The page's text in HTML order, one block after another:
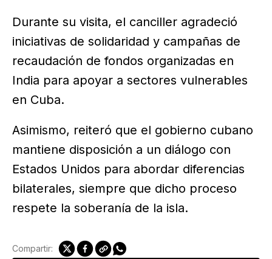
Durante su visita, el canciller agradeció
iniciativas de solidaridad y campañas de
recaudación de fondos organizadas en
India para apoyar a sectores vulnerables
en Cuba.
Asimismo, reiteró que el gobierno cubano
mantiene disposición a un diálogo con
Estados Unidos para abordar diferencias
bilaterales, siempre que dicho proceso
respete la soberanía de la isla.
Compartir: